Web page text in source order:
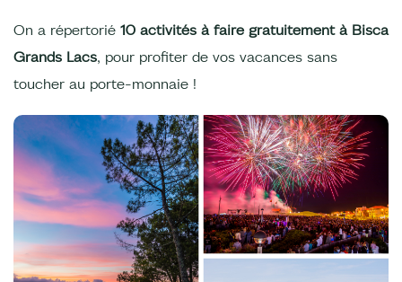
On a répertorié 10 activités à faire gratuitement à Bisca
Grands Lacs, pour profiter de vos vacances sans
toucher au porte-monnaie !